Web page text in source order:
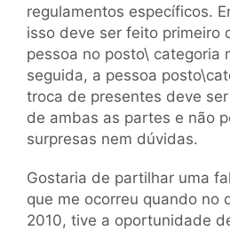
regulamentos específicos.
isso deve ser feito primeiro
pessoa no posto\ categoria
seguida, a pessoa
troca de presentes deve
de ambas as partes e não
surpresas nem dúvidas.
Gostaria de partilhar uma
que me ocorreu quando no
2010, tive a oportunidade